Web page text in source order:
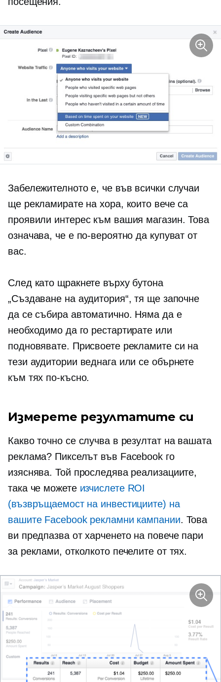
Забележителното е, че във всички случаи
ще рекламирате на хора, които вече са
проявили интерес към вашия магазин. Това
означава, че е по-вероятно да купуват от
вас.
След като щракнете върху бутона
„Създаване на аудитория“, тя ще започне
да се събира автоматично. Няма да е
необходимо да го рестартирате или
подновявате. Присвоете рекламите си на
тези аудитории веднага или се обърнете
към тях по-късно.
Измерете резултатите си
Какво точно се случва в резултат на вашата
реклама? Пикселът във Facebook го
изяснява. Той проследява реализациите,
така че можете изчислете ROI
(възвръщаемост на инвестициите) на
вашите Facebook рекламни кампании. Това
ви предпазва от харченето на повече пари
за реклами, отколкото печелите от тях.